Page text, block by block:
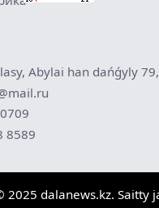
Abylai han dańǵyly
8589
2025 dalanews.kz. Saitty